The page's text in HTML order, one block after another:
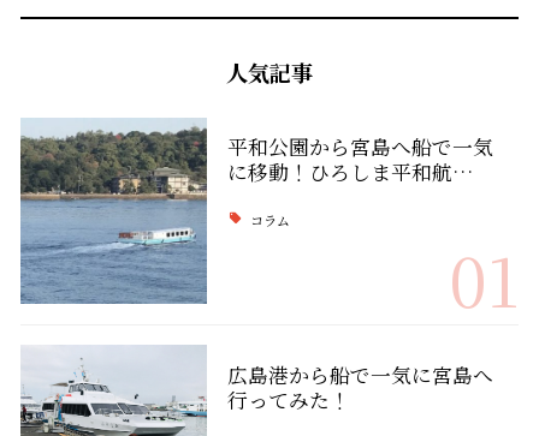
人気記事
平和公園から宮島へ船で一気
に移動！ひろしま平和航…
コラム
01
広島港から船で一気に宮島へ
行ってみた！